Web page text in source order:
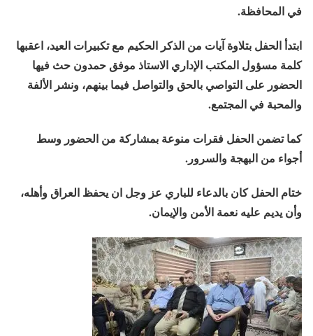
في المحافظة.
ابتدأ الحفل بتلاوة آيات من الذكر الحكيم مع تكبيرات العيد، اعقبها
كلمة مسؤول المكتب الإداري الاستاذ موفق حمدون حث فيها
الحضور على التواصي بالحق والتواصل فيما بينهم، ونشر الألفة
والمحبة في المجتمع.
كما تضمن الحفل فقرات منوعة بمشاركة من الحضور وسط
أجواء من البهجة والسرور.
ختام الحفل كان بالدعاء للباري عز وجل ان يحفظ العراق وأهله،
وأن يديم عليه نعمة الأمن والإيمان.